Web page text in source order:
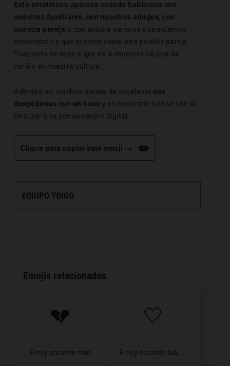
Este emoticono aparece cuando hablamos con
nuestros familiares, con nuestros amigos, con
nuestra pareja o con alguna persona que estemos
conociendo y que veamos como una posible pareja.
Todo esto se debe a que es la muestra clásica de
cariño en nuestra cultura.
Además, en muchos países de occidente nos
despedimos con un beso y es frecuente que se use al
finalizar una conversación digital.
Clique para copiar este emoji → 💋
EQUIPO YOIGO
Emojis relacionados
💔
Emoji corazón roto
🤍
Emoji corazón blanco